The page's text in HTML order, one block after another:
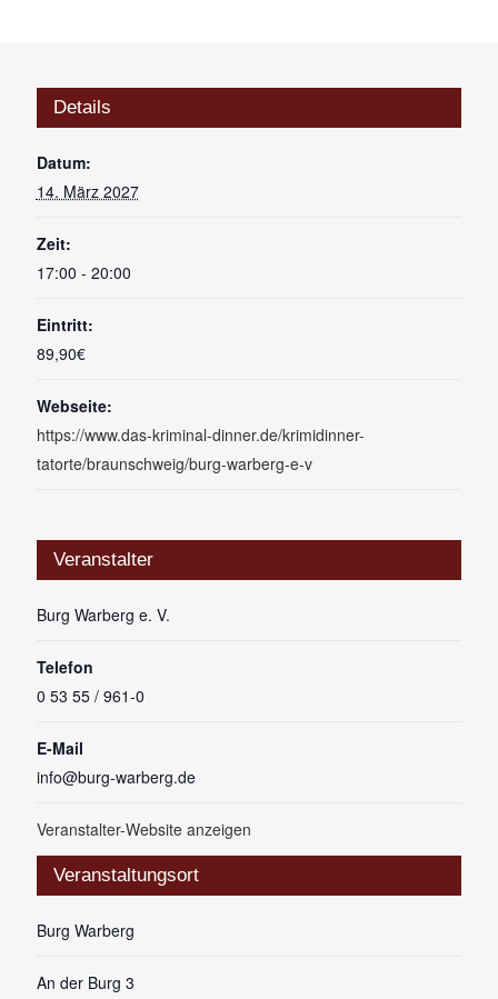
Details
Datum:
14. März 2027
Zeit:
17:00 - 20:00
Eintritt:
89,90€
Webseite:
https://www.das-kriminal-dinner.de/krimidinner-
tatorte/braunschweig/burg-warberg-e-v
Veranstaltungsort
Burg Warberg
An der Burg 3
Veranstalter
Burg Warberg e. V.
Telefon
0 53 55 / 961-0
E-Mail
info@burg-warberg.de
Veranstalter-Website anzeigen